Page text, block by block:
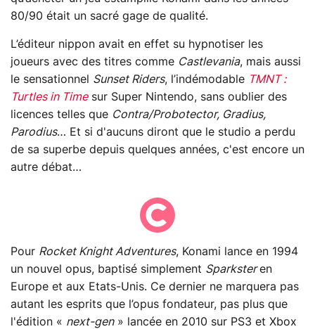
80/90 était un sacré gage de qualité.
L’éditeur nippon avait en effet su hypnotiser les
joueurs avec des titres comme Castlevania, mais aussi
le sensationnel Sunset Riders, l’indémodable TMNT :
Turtles in Timesur Super Nintendo, sans oublier des
licences telles que Contra/Probotector, Gradius,
Parodius… Et si d'aucuns diront que le studio a perdu
de sa superbe depuis quelques années, c'est encore un
autre débat…
Pour Rocket Knight Adventures, Konami lance en 1994
un nouvel opus, baptisé simplement Sparksteren
Europe et aux Etats-Unis. Ce dernier ne marquera pas
autant les esprits que l’opus fondateur, pas plus que
l'édition « next-gen» lancée en 2010 sur PS3 et Xbox